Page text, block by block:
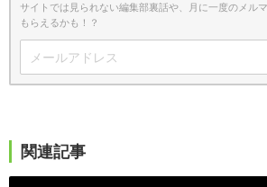
サイトでは見られない編集部裏話や、月に一度のメル
もらえるかも！？
関連記事